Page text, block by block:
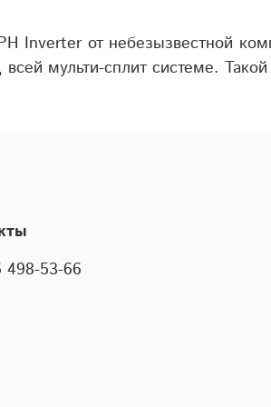
Inverter от небезызвестной
мульти-сплит системе.
498-53-66